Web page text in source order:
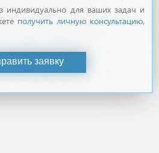
индивидуально для ваших задач и
получить личную консультацию,
заявку